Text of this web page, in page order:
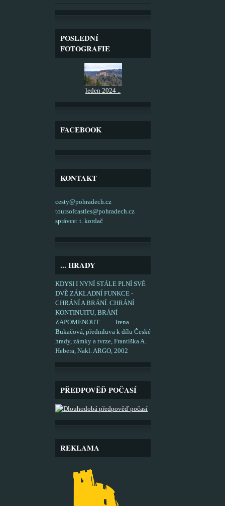
POSLEDNÍ
FOTOGRAFIE
leden 2024 ..
FACEBOOK
KONTAKT
cesty@pohradech.cz
toursofcastles@pohradech.cz
správce: t. kordač
... HRADY
KDYSI I NYNÍ STÁLE PLNÍ SVÉ
DVĚ ZÁKLADNÍ FUNKCE -
CHRÁNÍ A BRÁNÍ. CHRÁNÍ
KONTINUITU, BRÁNÍ
ZAPOMENOUT. ........ Irena
Bukačová, předmluva k dílu České
hrady, zámky a tvrze, Františka A.
Hebera, Nakl. ARGO, 2002
PŘEDPOVĚĎ POČASÍ
REKLAMA